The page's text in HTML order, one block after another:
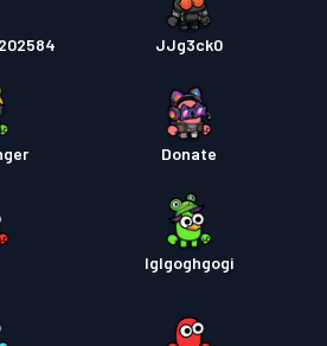
JJg3ck0
Donate
Iglgoghgogi